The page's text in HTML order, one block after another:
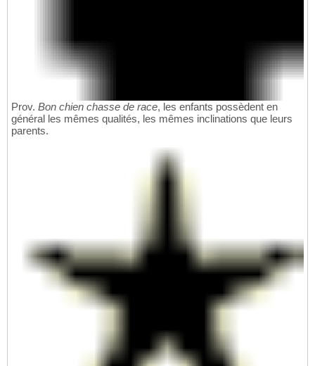
Prov. Bon chien chasse de race, les enfants possèdent en
général les mêmes qualités, les mêmes inclinations que leurs
parents.